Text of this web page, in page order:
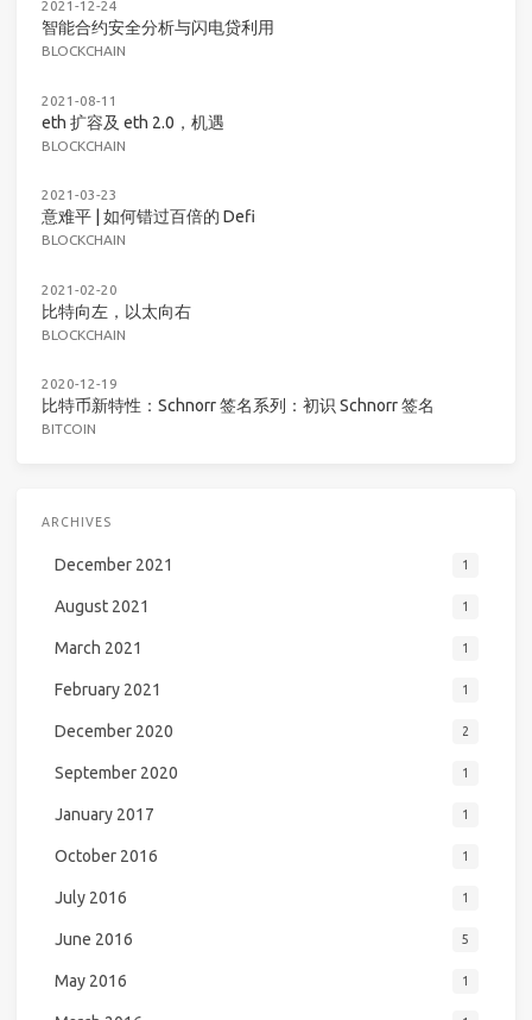
2021-12-24
智能合约安全分析与闪电贷利用
BLOCKCHAIN
2021-08-11
eth 扩容及 eth 2.0，机遇
BLOCKCHAIN
2021-03-23
意难平 | 如何错过百倍的 Defi
BLOCKCHAIN
2021-02-20
比特向左，以太向右
BLOCKCHAIN
2020-12-19
比特币新特性：Schnorr 签名系列：初识 Schnorr 签名
BITCOIN
ARCHIVES
December 2021 1
August 2021 1
March 2021 1
February 2021 1
December 2020 2
September 2020 1
January 2017 1
October 2016 1
July 2016 1
June 2016 5
May 2016 1